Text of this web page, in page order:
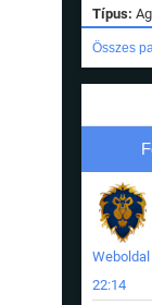
Típus:
Összes
22:14